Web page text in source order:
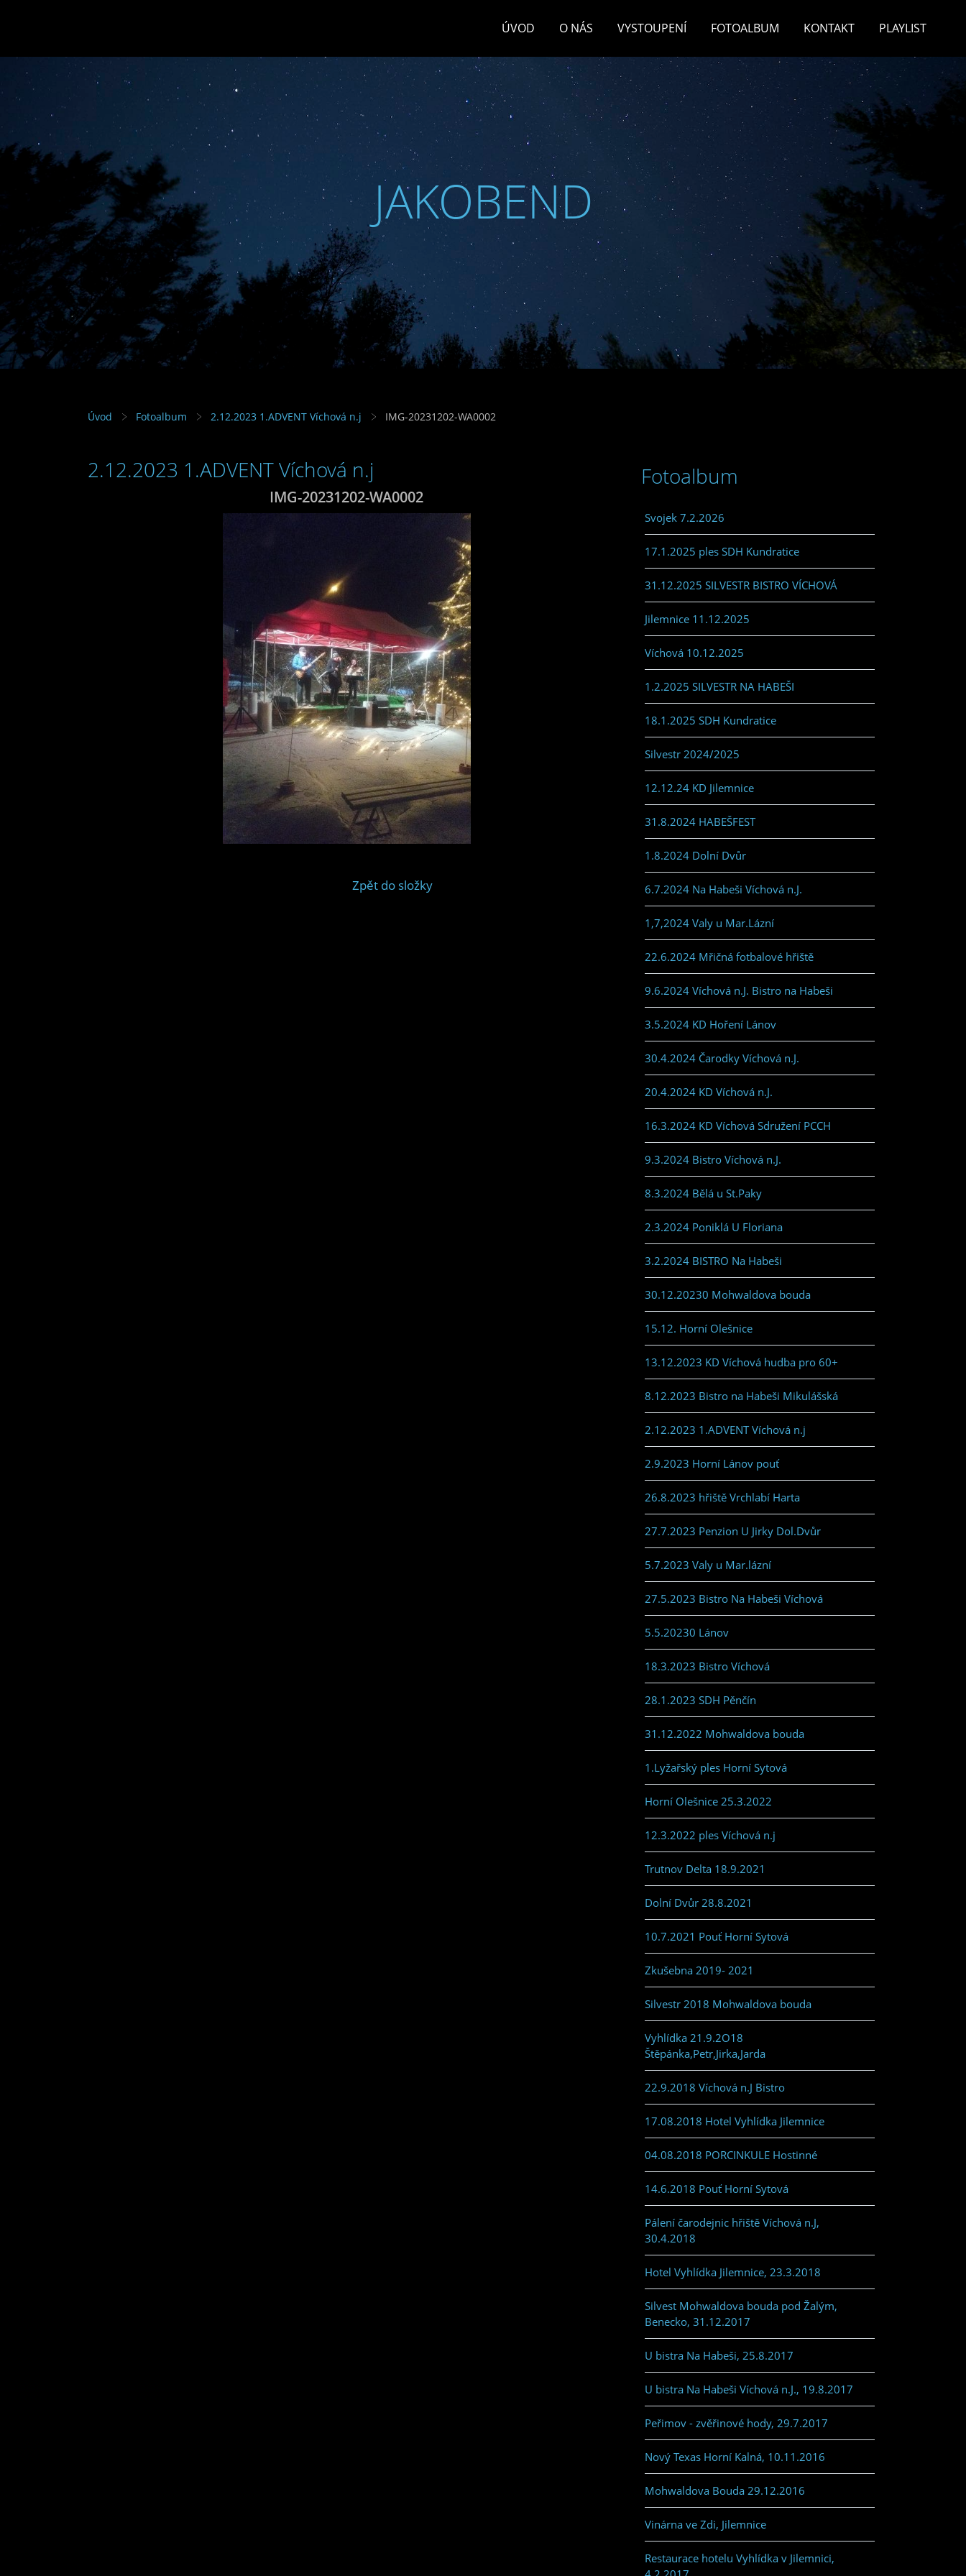
ÚVOD O NÁS VYSTOUPENÍ FOTOALBUM KONTAKT PLAYLIST
JAKOBEND
Úvod Fotoalbum 2.12.2023 1.ADVENT Víchová n.j IMG-20231202-WA0002
2.12.2023 1.ADVENT Víchová n.j
IMG-20231202-WA0002
Zpět do složky
Fotoalbum
Svojek 7.2.2026
17.1.2025 ples SDH Kundratice
31.12.2025 SILVESTR BISTRO VÍCHOVÁ
Jilemnice 11.12.2025
Víchová 10.12.2025
1.2.2025 SILVESTR NA HABEŠI
18.1.2025 SDH Kundratice
Silvestr 2024/2025
12.12.24 KD Jilemnice
31.8.2024 HABEŠFEST
1.8.2024 Dolní Dvůr
6.7.2024 Na Habeši Víchová n.J.
1,7,2024 Valy u Mar.Lázní
22.6.2024 Mřičná fotbalové hřiště
9.6.2024 Víchová n.J. Bistro na Habeši
3.5.2024 KD Hoření Lánov
30.4.2024 Čarodky Víchová n.J.
20.4.2024 KD Víchová n.J.
16.3.2024 KD Víchová Sdružení PCCH
9.3.2024 Bistro Víchová n.J.
8.3.2024 Bělá u St.Paky
2.3.2024 Poniklá U Floriana
3.2.2024 BISTRO Na Habeši
30.12.20230 Mohwaldova bouda
15.12. Horní Olešnice
13.12.2023 KD Víchová hudba pro 60+
8.12.2023 Bistro na Habeši Mikulášská
2.12.2023 1.ADVENT Víchová n.j
2.9.2023 Horní Lánov pouť
26.8.2023 hřiště Vrchlabí Harta
27.7.2023 Penzion U Jirky Dol.Dvůr
5.7.2023 Valy u Mar.lázní
27.5.2023 Bistro Na Habeši Víchová
5.5.20230 Lánov
18.3.2023 Bistro Víchová
28.1.2023 SDH Pěnčín
31.12.2022 Mohwaldova bouda
1.Lyžařský ples Horní Sytová
Horní Olešnice 25.3.2022
12.3.2022 ples Víchová n.j
Trutnov Delta 18.9.2021
Dolní Dvůr 28.8.2021
10.7.2021 Pouť Horní Sytová
Zkušebna 2019- 2021
Silvestr 2018 Mohwaldova bouda
Vyhlídka 21.9.2O18
Štěpánka,Petr,Jirka,Jarda
22.9.2018 Víchová n.J Bistro
17.08.2018 Hotel Vyhlídka Jilemnice
04.08.2018 PORCINKULE Hostinné
14.6.2018 Pouť Horní Sytová
Pálení čarodejnic hřiště Víchová n.J,
30.4.2018
Hotel Vyhlídka Jilemnice, 23.3.2018
Silvest Mohwaldova bouda pod Žalým,
Benecko, 31.12.2017
U bistra Na Habeši, 25.8.2017
U bistra Na Habeši Víchová n.J., 19.8.2017
Peřimov - zvěřinové hody, 29.7.2017
Nový Texas Horní Kalná, 10.11.2016
Mohwaldova Bouda 29.12.2016
Vinárna ve Zdi, Jilemnice
Restaurace hotelu Vyhlídka v Jilemnici,